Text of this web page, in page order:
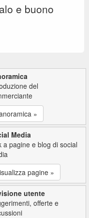
e buono
del
»
Media
a pagine e blog di social
pagine »
utente
offerte e